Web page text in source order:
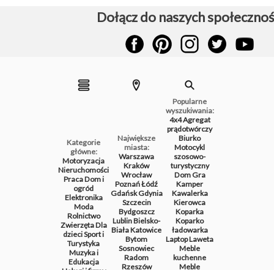
Dołącz do naszych
Kategorie
główne:
Motoryzacja
Nieruchomości
PracaDom i
ogród
Elektronika
Moda
Rolnictwo
ZwierzętaDla
dzieciSport i
Turystyka
Muzyka i
Edukacja
Największe
miasta:
Warszawa
Kraków
Wrocław
PoznańŁódź
GdańskGdynia
Szczecin
Bydgoszcz
LublinBielsko-
BiałaKatowice
Bytom
Sosnowiec
Radom
Rzeszów
Popularne
wyszukiwania:
4x4Agregat
prądotwórczy
Biurko
Motocykl
szosowo-
turystyczny
DomGra
Kamper
Kawalerka
Kierowca
Koparka
Koparko
ładowarka
LaptopLaweta
Meble
kuchenne
Meble